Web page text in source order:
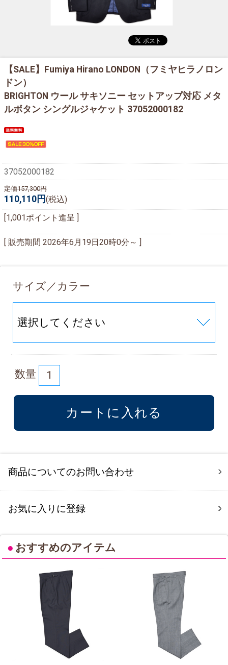
【SALE】
Fumiya Hirano LONDON（フミヤヒラノロン
ドン）
BRIGHTON ウール サキソニー セットアップ対応 メタ
ルボタン シングルジャケット 37052000182
37052000182
定価157,300円
110,110円(税込)
[1,001ポイント進呈 ]
[ 販売期間 2026年6月19日20時0分 ～ ]
サイズ／カラー
数量
商品についてのお問い合わせ
お気に入りに登録
● おすすめのアイテム